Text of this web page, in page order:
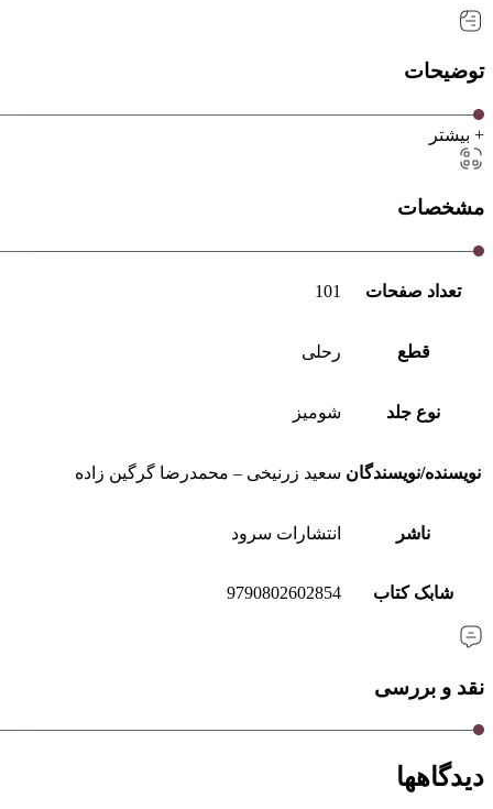
توضیحات
+ بیشتر
مشخصات
تعداد صفحات 101
قطع رحلی
نوع جلد شومیز
نویسنده/نویسندگان سعید زرنیخی – محمدرضا گرگین زاده
ناشر انتشارات سرود
شابک کتاب 9790802602854
نقد و بررسی
دیدگاهها